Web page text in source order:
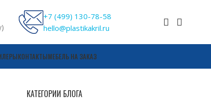
+7 (499) 130-78-58
hello@plastikakril.ru
КОНТАКТЫМЕБЕЛЬ НА ЗАКАЗ
КАТЕГОРИИ БЛОГА